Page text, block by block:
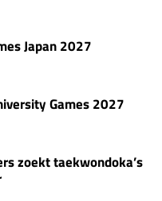
Japan 2027
Games 2027
zoekt taekwondoka’s